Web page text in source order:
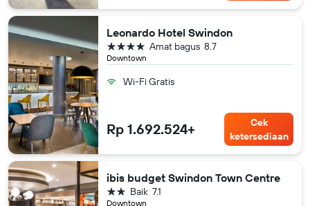
Leonardo Hotel Swindon
Downtown
8.7
Amat bagus
bintang 4
Wi-Fi Gratis
Rp 1.692.524+
Cek
ketersediaan
ibis budget Swindon Town Centre
Downtown
7.1
Baik
bintang 2